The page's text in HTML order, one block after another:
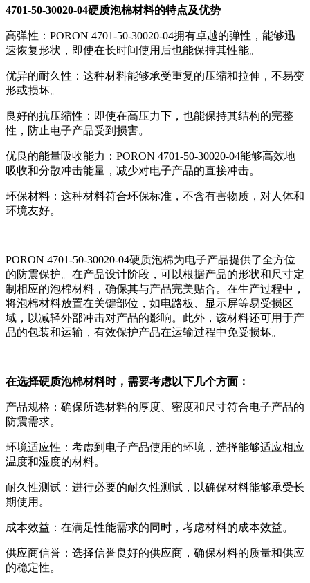
4701-50-30020-04硬质泡棉材料的特点及优势
高弹性：PORON 4701-50-30020-04拥有卓越的弹性，能够迅
速恢复形状，即使在长时间使用后也能保持其性能。
优异的耐久性：这种材料能够承受重复的压缩和拉伸，不易变
形或损坏。
良好的抗压缩性：即使在高压力下，也能保持其结构的完整
性，防止电子产品受到损害。
优良的能量吸收能力：PORON 4701-50-30020-04能够高效地
吸收和分散冲击能量，减少对电子产品的直接冲击。
环保材料：这种材料符合环保标准，不含有害物质，对人体和
环境友好。
PORON 4701-50-30020-04硬质泡棉为电子产品提供了全方位
的防震保护。在产品设计阶段，可以根据产品的形状和尺寸定
制相应的泡棉材料，确保其与产品完美贴合。在生产过程中，
将泡棉材料放置在关键部位，如电路板、显示屏等易受损区
域，以减轻外部冲击对产品的影响。此外，该材料还可用于产
品的包装和运输，有效保护产品在运输过程中免受损坏。
在选择硬质泡棉材料时，需要考虑以下几个方面：
产品规格：确保所选材料的厚度、密度和尺寸符合电子产品的
防震需求。
环境适应性：考虑到电子产品使用的环境，选择能够适应相应
温度和湿度的材料。
耐久性测试：进行必要的耐久性测试，以确保材料能够承受长
期使用。
成本效益：在满足性能需求的同时，考虑材料的成本效益。
供应商信誉：选择信誉良好的供应商，确保材料的质量和供应
的稳定性。